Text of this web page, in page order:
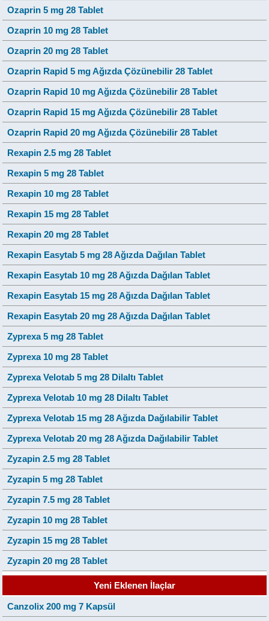
Ozaprin 5 mg 28 Tablet
Ozaprin 10 mg 28 Tablet
Ozaprin 20 mg 28 Tablet
Ozaprin Rapid 5 mg Ağızda Çözünebilir 28 Tablet
Ozaprin Rapid 10 mg Ağızda Çözünebilir 28 Tablet
Ozaprin Rapid 15 mg Ağızda Çözünebilir 28 Tablet
Ozaprin Rapid 20 mg Ağızda Çözünebilir 28 Tablet
Rexapin 2.5 mg 28 Tablet
Rexapin 5 mg 28 Tablet
Rexapin 10 mg 28 Tablet
Rexapin 15 mg 28 Tablet
Rexapin 20 mg 28 Tablet
Rexapin Easytab 5 mg 28 Ağızda Dağılan Tablet
Rexapin Easytab 10 mg 28 Ağızda Dağılan Tablet
Rexapin Easytab 15 mg 28 Ağızda Dağılan Tablet
Rexapin Easytab 20 mg 28 Ağızda Dağılan Tablet
Zyprexa 5 mg 28 Tablet
Zyprexa 10 mg 28 Tablet
Zyprexa Velotab 5 mg 28 Dilaltı Tablet
Zyprexa Velotab 10 mg 28 Dilaltı Tablet
Zyprexa Velotab 15 mg 28 Ağızda Dağılabilir Tablet
Zyprexa Velotab 20 mg 28 Ağızda Dağılabilir Tablet
Zyzapin 2.5 mg 28 Tablet
Zyzapin 5 mg 28 Tablet
Zyzapin 7.5 mg 28 Tablet
Zyzapin 10 mg 28 Tablet
Zyzapin 15 mg 28 Tablet
Zyzapin 20 mg 28 Tablet
Yeni Eklenen İlaçlar
Canzolix 200 mg 7 Kapsül